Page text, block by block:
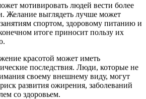
мотивировать людей вести более
Желание выглядеть лучше может
спортом, здоровому питанию и
итоге приносит пользу их
красотой может иметь
последствия. Люди, которые не
своему внешнему виду, могут
развития ожирения, заболеваний
со здоровьем.